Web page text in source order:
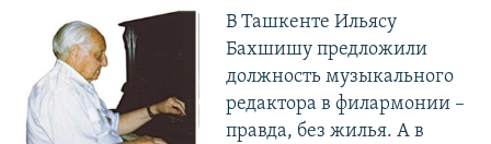
В Ташкенте Ильясу
Бахшишу предложили
должность музыкального
редактора в филармонии –
правда, без жилья. А в